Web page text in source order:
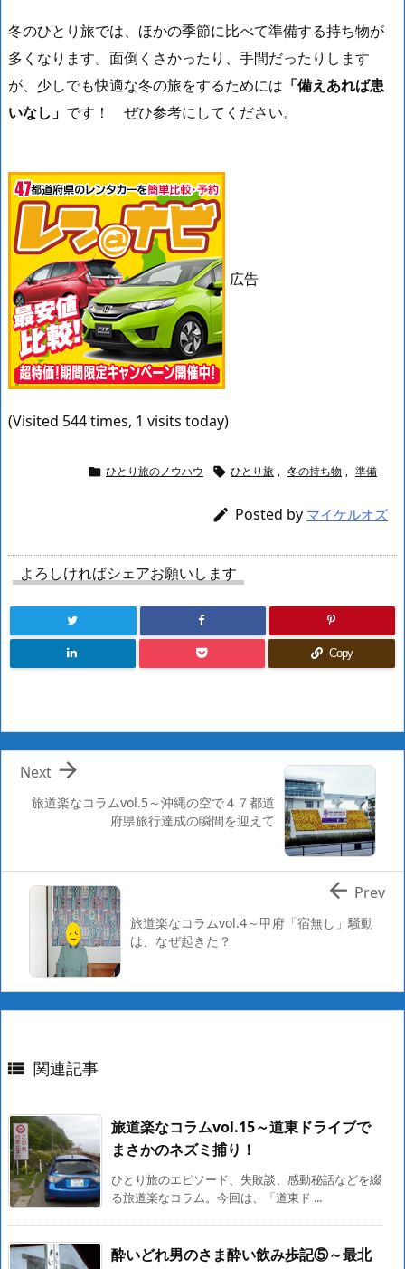
冬のひとり旅では、ほかの季節に比べて準備する持ち物が
多くなります。面倒くさかったり、手間だったりします
が、少しでも快適な冬の旅をするためには 「備えあれば患
いなし」 です！ ぜひ参考にしてください。
広告
(Visited 544 times, 1 visits today)
 ひとり旅のノウハウ  ひとり旅 , 冬の持ち物 , 準備
 Posted by マイケルオズ
よろしければシェアお願いします
Copy
旅道楽なコラムvol.5～沖縄の空で４７都道
府県旅行達成の瞬間を迎えて

Next
旅道楽なコラムvol.4～甲府「宿無し」騒動
は、なぜ起きた？
 Prev
 関連記事
旅道楽なコラムvol.15～道東ドライブで
まさかのネズミ捕り！
ひとり旅のエピソード、失敗談、感動秘話などを綴
る旅道楽なコラム。今回は、「道東ド ...
酔いどれ男のさま酔い飲み歩記⑤～最北